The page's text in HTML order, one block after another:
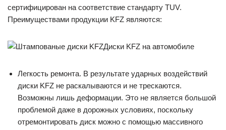
сертифицирован на соответствие стандарту TUV.
Преимуществами продукции KFZ являются:
Диски KFZ на автомобиле
Легкость ремонта. В результате ударных воздействий
диски KFZ не раскалываются и не трескаются.
Возможны лишь деформации. Это не является большой
проблемой даже в дорожных условиях, поскольку
отремонтировать диск можно с помощью массивного